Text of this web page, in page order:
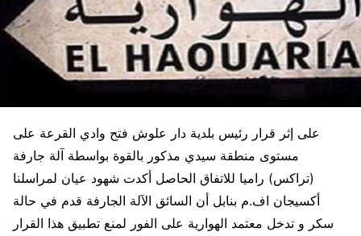
على إثر قرار رئيس بلدية دار علوش فتح وادي القرعة على
مستوى منطقة سيدي مذكور بالقوة بواسطة آلة جارفة
(تراكس) راميا للاتفاق الحاصل أكدت شهود عيان لمراسلنا
أكسيجان اف.م بنابل أن السائق الآلة الجارفة قدم في حالة
سكر و تدخل معتمد الهوارية على الفور لمنع تطبيق هذا القرار